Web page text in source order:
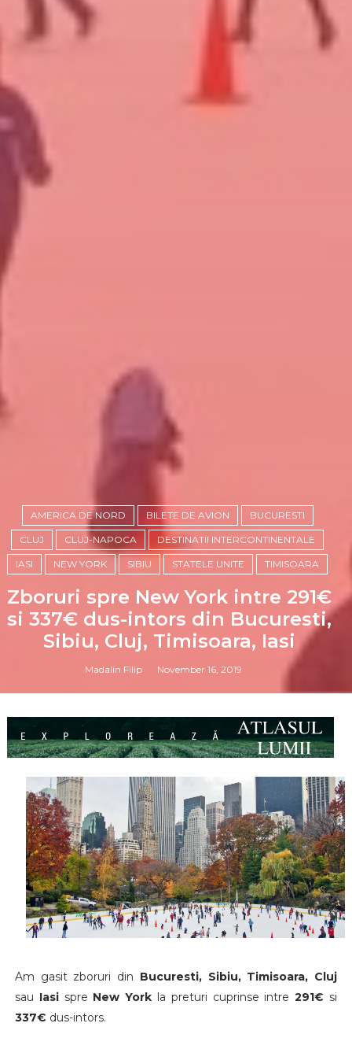
AMERICA DE NORD BILETE DE AVION BUCURESTI
CLUJ CLUJ-NAPOCA DESTINATII INTERCONTINENTALE
IASI NEW YORK SIBIU STATELE UNITE TIMISOARA
Zboruri spre New York intre 291€
si 337€ dus-intors din Bucuresti,
Sibiu, Cluj, Timisoara, Iasi
Madalin Filip November 16, 2019
Am gasit zboruri din Bucuresti, Sibiu, Timisoara, Cluj
sau Iasispre New York la preturi cuprinse intre 291€ si
337€ dus-intors.